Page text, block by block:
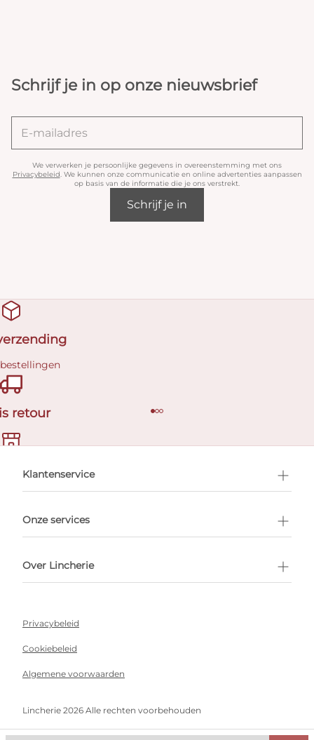
Schrijf je in op onze nieuwsbrief
We verwerken je persoonlijke gegevens in overeenstemming met ons
Privacybeleid. We kunnen onze communicatie en online advertenties aanpassen
op basis van de informatie die je ons verstrekt.
Schrijf je in
retour
afspraak
Klantenservice
Onze services
Over Lincherie
Privacybeleid
Cookiebeleid
Algemene voorwaarden
Lincherie 2026 Alle rechten voorbehouden